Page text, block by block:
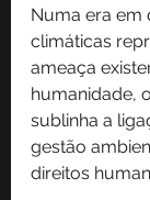
Numa era em
climáticas
ameaça
humanidade,
sublinha a
gestão
direitos